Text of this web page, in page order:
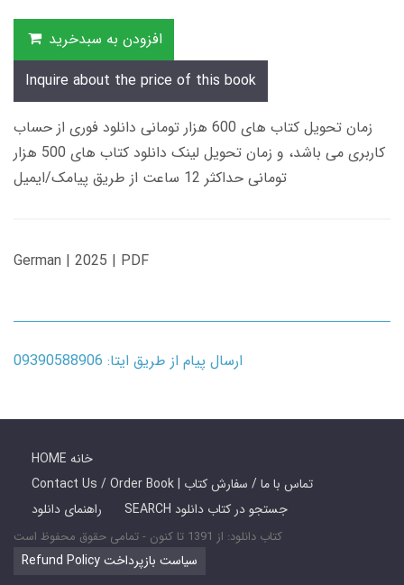
افزودن به سبدخرید
Inquire about the price of this book
زمان تحویل کتاب های 600 هزار تومانی دانلود فوری از حساب
کاربری می باشد، و زمان تحویل لینک دانلود کتاب های 500 هزار
تومانی حداکثر 12 ساعت از طریق پیامک/ایمیل
German | 2025 | PDF
ارسال پیام از طریق ایتا: 09390588906
HOME خانه
Contact Us / Order Book | تماس با ما / سفارش کتاب
راهنمای دانلود
SEARCH جستجو در کتاب دانلود
کتاب دانلود: از 1391 تا کنون - تمامی حقوق محفوظ است
Refund Policy سیاست بازپرداخت